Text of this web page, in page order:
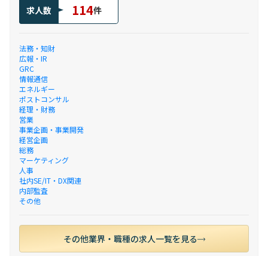
求人数 114件
法務・知財
広報・IR
GRC
情報通信
エネルギー
ポストコンサル
経理・財務
営業
事業企画・事業開発
経営企画
総務
マーケティング
人事
社内SE/IT・DX関連
内部監査
その他
その他業界・職種の求人一覧を見る